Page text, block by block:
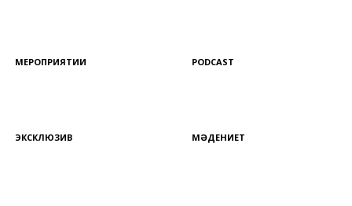
МЕРОПРИЯТИИ PODCAST
ЭКСКЛЮЗИВ МӘДЕНИЕТ